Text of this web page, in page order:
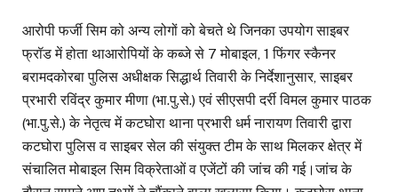
आरोपी फर्जी सिम को अन्य लोगों को बेचते थे जिनका उपयोग साइबर
फ्रॉड में होता थाआरोपियों के कब्जे से 7 मोबाइल, 1 फिंगर स्कैनर
बरामदकोरबा पुलिस अधीक्षक सिद्धार्थ तिवारी के निर्देशानुसार, साइबर
प्रभारी रविंद्र कुमार मीणा (भा.पु.से.) एवं सीएसपी दर्री विमल कुमार पाठक
(भा.पु.से.) के नेतृत्व में कटघोरा थाना प्रभारी धर्म नारायण तिवारी द्वारा
कटघोरा पुलिस व साइबर सेल की संयुक्त टीम के साथ मिलकर क्षेत्र में
संचालित मोबाइल सिम विक्रेताओं व एजेंटों की जांच की गई।जांच के